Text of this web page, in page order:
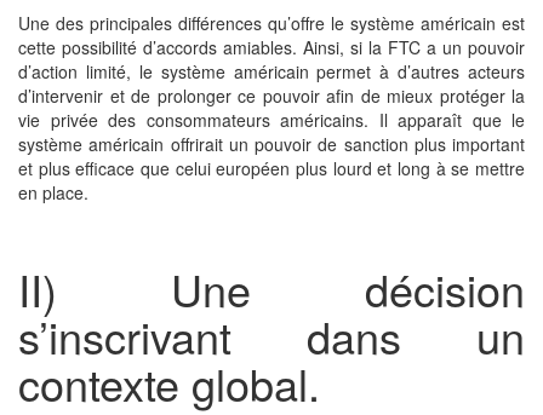
Une des principales différences qu’offre le système américain est
cette possibilité d’accords amiables. Ainsi, si la FTC a un pouvoir
d’action limité, le système américain permet à d’autres acteurs
d’intervenir et de prolonger ce pouvoir afin de mieux protéger la
vie privée des consommateurs américains. Il apparaît que le
système américain offrirait un pouvoir de sanction plus important
et plus efficace que celui européen plus lourd et long à se mettre
en place.
II) Une décision
s’inscrivant dans un
contexte global.